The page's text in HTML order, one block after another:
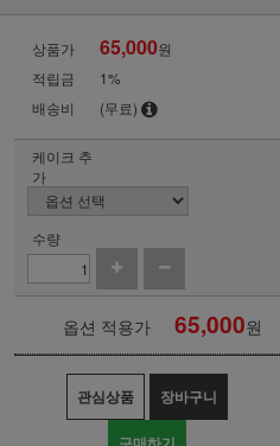
상품가 65,000원
적립금
1%
배송비
(무료)
케이크 추
가
수량
옵션 적용가 65,000원
관심상품 장바구니